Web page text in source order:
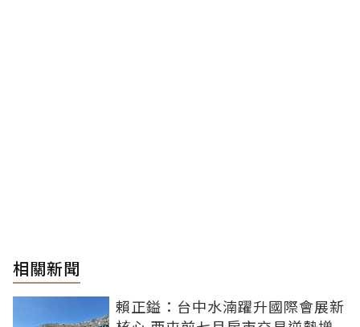
相關新聞
賴正鎰：台中水湳躍升國際會展新